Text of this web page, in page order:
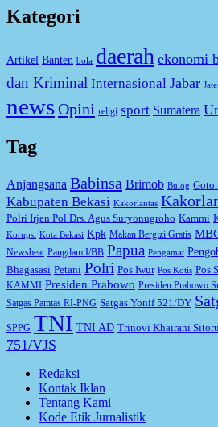
Kategori
Artikel Banten bola daerah ekonomi
dan Kriminal Internasional Jabar
newsOpini religi sport Sumatera
Tag
Anjangsana Babinsa Brimob Bulog
Kabupaten Bekasi Kakorlantas
Polri Irjen Pol Drs. Agus Suryonugroho Kammi
Korupsi Kota Bekasi Kpk Makan Bergizi Gratis
Newsbeat Pangdam I/BB Papua Pengamat
Bhagasasi Petani Polri Pos Iwur Pos Kotis Pos
KAMMI Presiden Prabowo Presiden Prabowo
Satgas Pamtas RI-PNG Satgas Yonif 521/DY
SPPG TNI TNI AD Trinovi Khairani
751/VJS
Redaksi
Kontak Iklan
Tentang Kami
Kode Etik Jurnalistik